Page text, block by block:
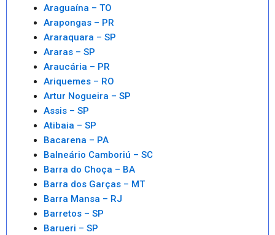
Araguaína – TO
Arapongas – PR
Araraquara – SP
Araras – SP
Araucária – PR
Ariquemes – RO
Artur Nogueira – SP
Assis – SP
Atibaia – SP
Bacarena – PA
Balneário Camboriú – SC
Barra do Choça – BA
Barra dos Garças – MT
Barra Mansa – RJ
Barretos – SP
Barueri – SP